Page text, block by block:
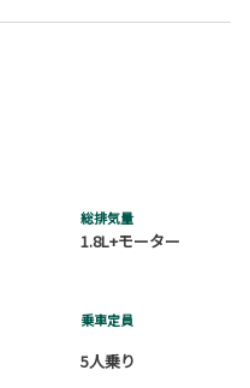
総排気量
1.8L+モーター
乗車定員
5人乗り